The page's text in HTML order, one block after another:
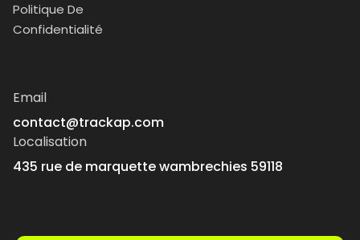
Politique De
Confidentialité
Email
contact@trackap.com
Localisation
435 rue de marquette wambrechies 59118